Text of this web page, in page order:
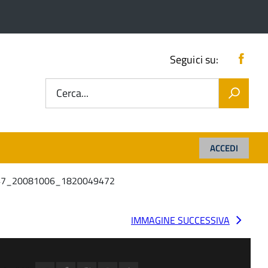
Seguici su:
Cerca...
ACCEDI
IMMAGINE SUCCESSIVA